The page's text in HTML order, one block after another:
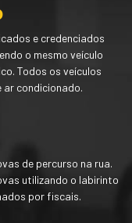
e credenciados
o mesmo veículo
Todos os veículos
ar condicionado.
de percurso na rua.
utilizando o labirinto
por fiscais.